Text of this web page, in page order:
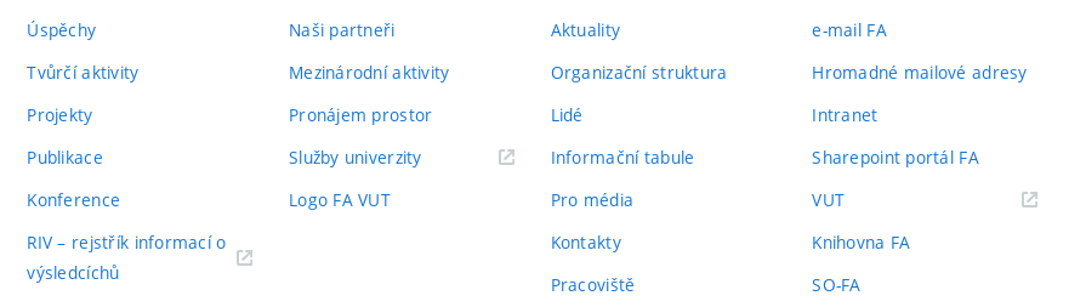
Úspěchy
Tvůrčí aktivity
Projekty
Publikace
Konference
RIV – rejstřík informací o
výsledcíchů
Naši partneři
Mezinárodní aktivity
Pronájem prostor
Služby univerzity
Logo FA VUT
Aktuality
Organizační struktura
Lidé
Informační tabule
Pro média
Kontakty
Pracoviště
e-mail FA
Hromadné mailové adresy
Intranet
Sharepoint portál FA
VUT(externí
Knihovna FA
SO-FA